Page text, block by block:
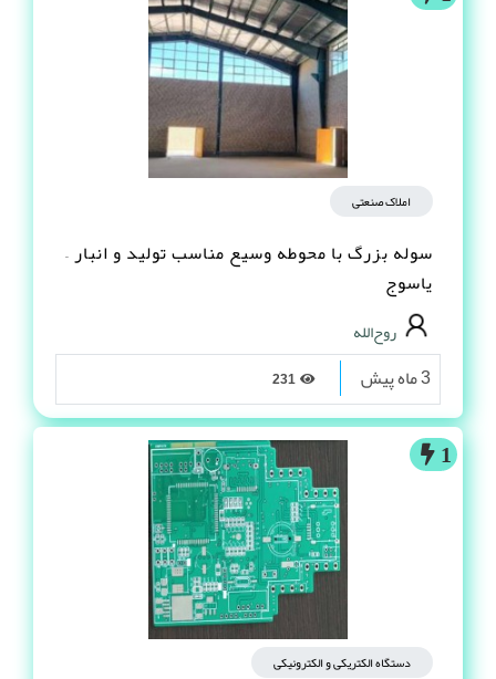
املاک صنعتی
سوله بزرگ با محوطه وسیع مناسب تولید و انبار –
یاسوج
روح‌الله
3 ماه پیش
1
دستگاه الکتریکی و الکترونیکی